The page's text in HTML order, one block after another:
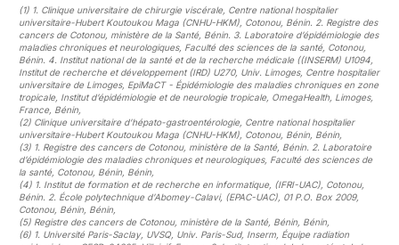
(1) 1. Clinique universitaire de chirurgie viscérale, Centre national hospitalier
universitaire-Hubert Koutoukou Maga (CNHU-HKM), Cotonou, Bénin. 2. Registre des
cancers de Cotonou, ministère de la Santé, Bénin. 3. Laboratoire d’épidémiologie des
maladies chroniques et neurologiques, Faculté des sciences de la santé, Cotonou,
Bénin. 4. Institut national de la santé et de la recherche médicale ((INSERM) U1094,
Institut de recherche et développement (IRD) U270, Univ. Limoges, Centre hospitalier
universitaire de Limoges, EpiMaCT - Épidémiologie des maladies chroniques en zone
tropicale, Institut d’épidémiologie et de neurologie tropicale, OmegaHealth, Limoges,
France, Bénin
(2) Clinique universitaire d’hépato-gastroentérologie, Centre national hospitalier
universitaire-Hubert Koutoukou Maga (CNHU-HKM), Cotonou, Bénin, Bénin
(3) 1. Registre des cancers de Cotonou, ministère de la Santé, Bénin. 2. Laboratoire
d’épidémiologie des maladies chroniques et neurologiques, Faculté des sciences de
la santé, Cotonou, Bénin, Bénin
(4) 1. Institut de formation et de recherche en informatique, (IFRI-UAC), Cotonou,
Bénin. 2. École polytechnique d’Abomey-Calavi, (EPAC-UAC), 01 P.O. Box 2009,
Cotonou, Bénin, Bénin
(5) Registre des cancers de Cotonou, ministère de la Santé, Bénin, Bénin
(6) 1. Université Paris-Saclay, UVSQ, Univ. Paris-Sud, Inserm, Équipe radiation